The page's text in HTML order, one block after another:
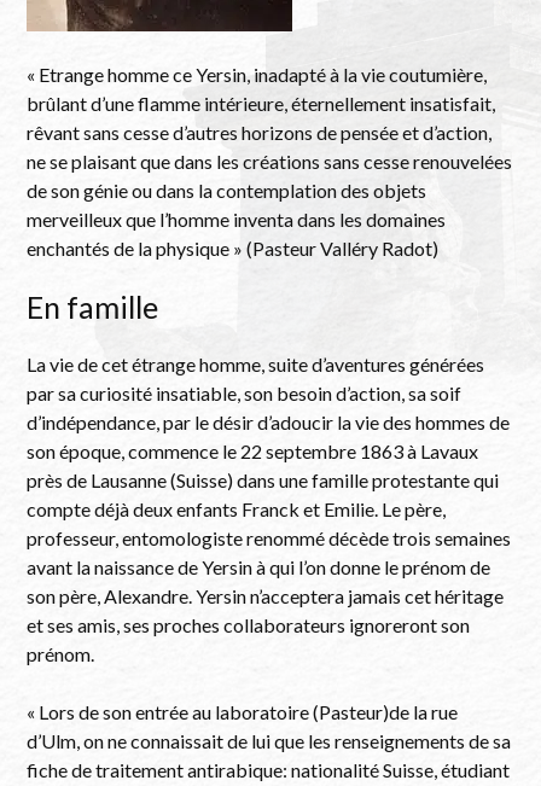
« Etrange homme ce Yersin, inadapté à la vie coutumière,
brûlant d’une flamme intérieure, éternellement insatisfait,
rêvant sans cesse d’autres horizons de pensée et d’action,
ne se plaisant que dans les créations sans cesse renouvelées
de son génie ou dans la contemplation des objets
merveilleux que l’homme inventa dans les domaines
enchantés de la physique » (Pasteur Valléry Radot)
En famille
La vie de cet étrange homme, suite d’aventures générées
par sa curiosité insatiable, son besoin d’action, sa soif
d’indépendance, par le désir d’adoucir la vie des hommes de
son époque, commence le 22 septembre 1863 à Lavaux
près de Lausanne (Suisse) dans une famille protestante qui
compte déjà deux enfants Franck et Emilie. Le père,
professeur, entomologiste renommé décède trois semaines
avant la naissance de Yersin à qui l’on donne le prénom de
son père, Alexandre. Yersin n’acceptera jamais cet héritage
et ses amis, ses proches collaborateurs ignoreront son
prénom.
« Lors de son entrée au laboratoire (Pasteur)de la rue
d’Ulm, on ne connaissait de lui que les renseignements de sa
fiche de traitement antirabique: nationalité Suisse, étudiant